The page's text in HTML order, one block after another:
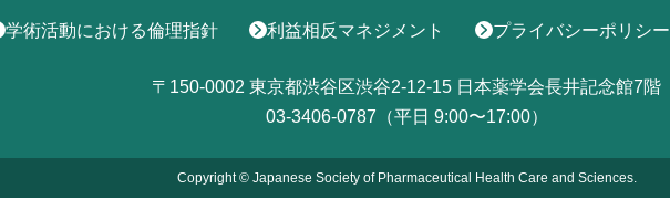
学術活動における倫理指針 利益相反マネジメント プライバシーポリシー
〒150-0002 東京都渋谷区渋谷2-12-15 日本薬学会長井記念館7階
03-3406-0787（平日 9:00〜17:00）
Copyright © Japanese Society of Pharmaceutical Health Care and Sciences.